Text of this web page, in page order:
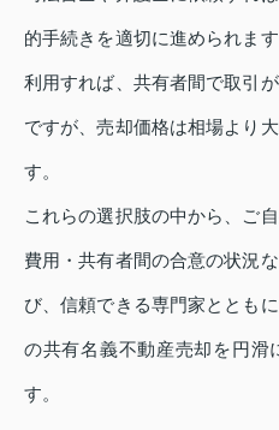
的手続きを適切に進められま
利用すれば、共有者間で取引
ですが、売却価格は相場より
す。
これらの選択肢の中から、ご
費用・共有者間の合意の状況
び、信頼できる専門家ととも
の共有名義不動産売却を円滑
す。